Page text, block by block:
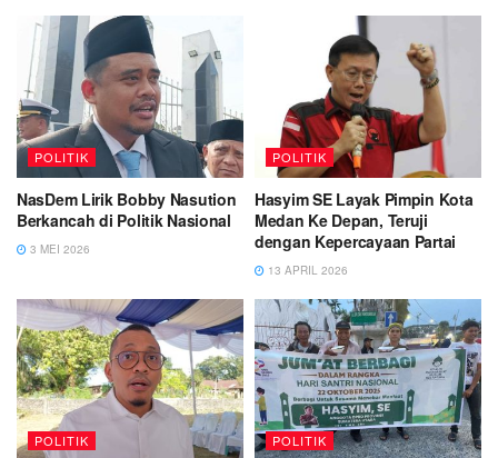
POLITIK
NasDem Lirik Bobby Nasution
Berkancah di Politik Nasional
3 MEI 2026
POLITIK
Hasyim SE Layak Pimpin Kota
Medan Ke Depan, Teruji
dengan Kepercayaan Partai
13 APRIL 2026
POLITIK POLITIK